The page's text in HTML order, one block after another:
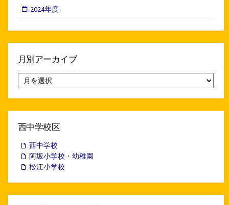
2024年度
月別アーカイブ
別
ア
イ
西中学校区
西中学校
阿坂小学校・幼稚園
松江小学校